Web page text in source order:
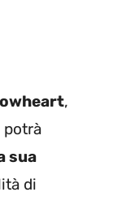
,
potrà
sua
di